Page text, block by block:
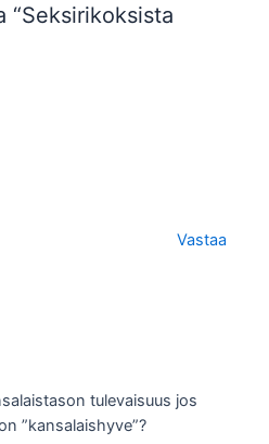
“Seksirikoksista
Vastaa
tulevaisuus jos
”kansalaishyve”?